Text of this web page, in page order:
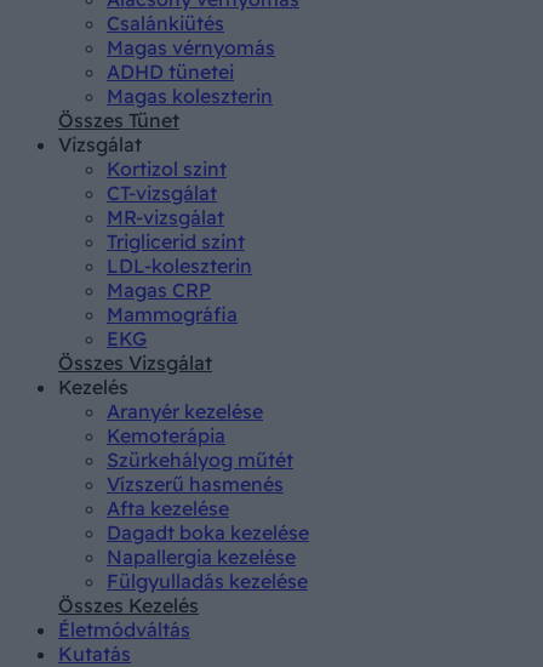
Csalánkiütés
Magas vérnyomás
ADHD tünetei
Magas koleszterin
Összes Tünet
Vizsgálat
Kortizol szint
CT-vizsgálat
MR-vizsgálat
Triglicerid szint
LDL-koleszterin
Magas CRP
Mammográfia
EKG
Összes Vizsgálat
Kezelés
Aranyér kezelése
Kemoterápia
Szürkehályog műtét
Vízszerű hasmenés
Afta kezelése
Dagadt boka kezelése
Napallergia kezelése
Fülgyulladás kezelése
Összes Kezelés
Életmódváltás
Kutatás